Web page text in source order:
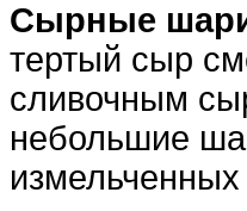
Сырные
тертый сыр
сливочным
небольшие
измельченных